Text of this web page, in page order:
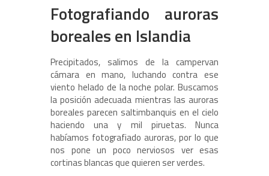
Fotografiando auroras
boreales en Islandia
Precipitados, salimos de la campervan
cámara en mano, luchando contra ese
viento helado de la noche polar. Buscamos
la posición adecuada mientras las auroras
boreales parecen saltimbanquis en el cielo
haciendo una y mil piruetas. Nunca
habíamos fotografiado auroras, por lo que
nos pone un poco nerviosos ver esas
cortinas blancas que quieren ser verdes.